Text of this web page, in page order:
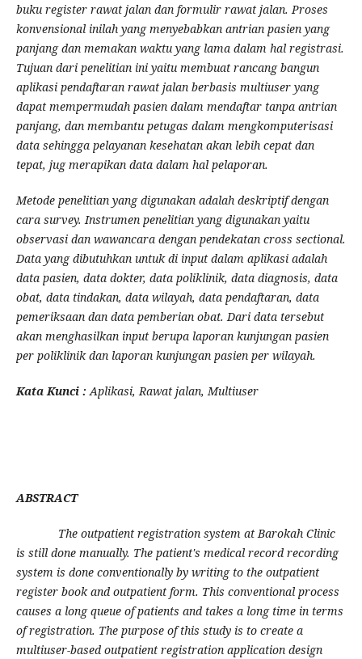
buku register rawat jalan dan formulir rawat jalan. Proses
konvensional inilah yang menyebabkan antrian pasien yang
panjang dan memakan waktu yang lama dalam hal registrasi.
Tujuan dari penelitian ini yaitu membuat rancang bangun
aplikasi pendaftaran rawat jalan berbasis multiuser yang
dapat mempermudah pasien dalam mendaftar tanpa antrian
panjang, dan membantu petugas dalam mengkomputerisasi
data sehingga pelayanan kesehatan akan lebih cepat dan
tepat, jug merapikan data dalam hal pelaporan.
Metode penelitian yang digunakan adalah deskriptif dengan
cara survey. Instrumen penelitian yang digunakan yaitu
observasi dan wawancara dengan pendekatan cross sectional.
Data yang dibutuhkan untuk di input dalam aplikasi adalah
data pasien, data dokter, data poliklinik, data diagnosis, data
obat, data tindakan, data wilayah, data pendaftaran, data
pemeriksaan dan data pemberian obat. Dari data tersebut
akan menghasilkan input berupa laporan kunjungan pasien
per poliklinik dan laporan kunjungan pasien per wilayah.
Kata Kunci :Aplikasi, Rawat jalan, Multiuser
ABSTRACT
The outpatient registration system at Barokah Clinic
is still done manually. The patient's medical record recording
system is done conventionally by writing to the outpatient
register book and outpatient form. This conventional process
causes a long queue of patients and takes a long time in terms
of registration. The purpose of this study is to create a
multiuser-based outpatient registration application design